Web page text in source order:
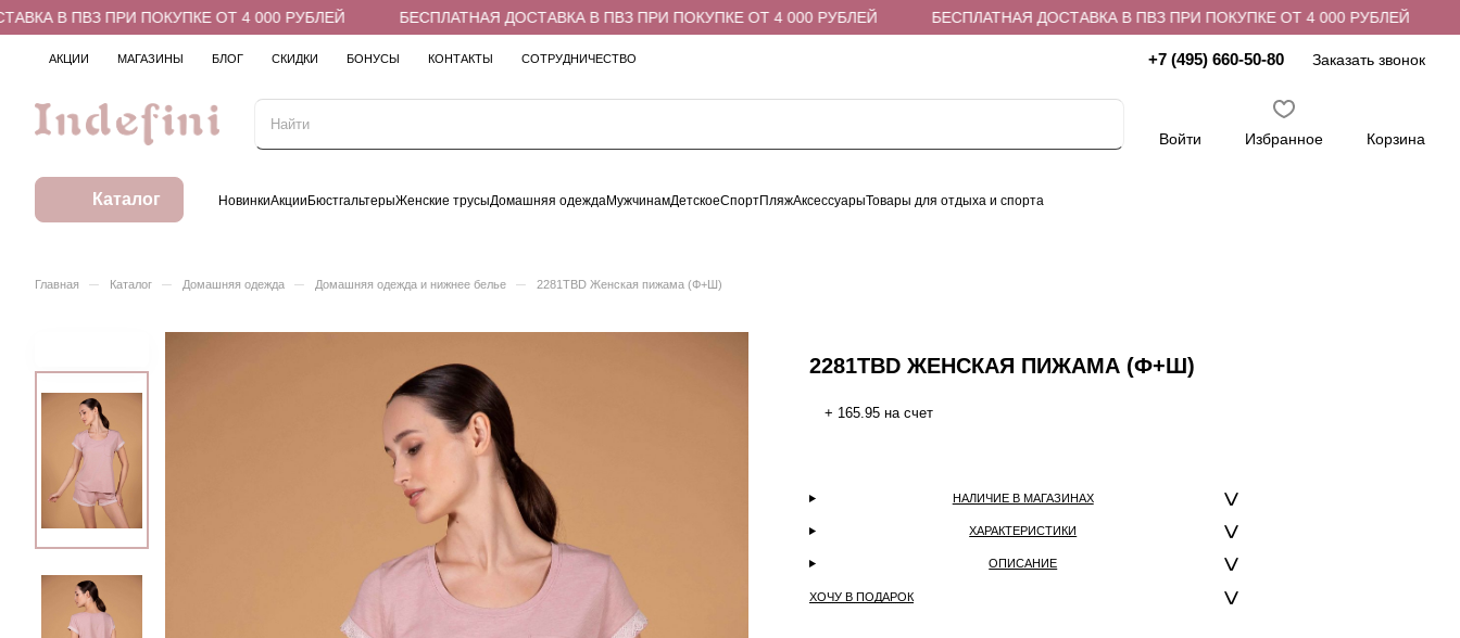
В ПВЗ ПРИ ПОКУПКЕ ОТ 4 000 РУБЛЕЙ БЕСПЛАТНАЯ ДОСТАВКА В ПВЗ ПРИ ПОКУПКЕ ОТ 4 000 РУБЛЕЙ БЕСПЛАТНАЯ ДОСТАВКА В ПВЗ ПРИ ПОКУПКЕ ОТ 4 000 РУБЛЕЙ
АКЦИИ МАГАЗИНЫ БЛОГ СКИДКИ БОНУСЫ КОНТАКТЫ СОТРУДНИЧЕСТВО +7 (495) 660-50-80 Заказать звонок
Войти Избранное Корзина
Каталог НовинкиАкцииБюстгальтерыЖенские трусыДомашняя одеждаМужчинамДетскоеСпортПляжАксессуарыТовары для отдыха и спорта
Главная – Каталог – Домашняя одежда – Домашняя одежда и нижнее белье – 2281TBD Женская пижама (Ф+Ш)
2281TBD ЖЕНСКАЯ ПИЖАМА (Ф+Ш)
+ 165.95 на счет
НАЛИЧИЕ В МАГАЗИНАХ
ХАРАКТЕРИСТИКИ
ОПИСАНИЕ
ХОЧУ В ПОДАРОК